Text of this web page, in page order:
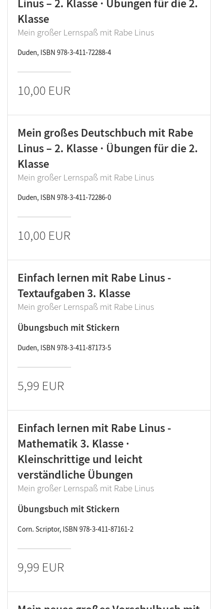
Linus – 2. Klasse · Übungen für die 2.
Klasse
Mein großer Lernspaß mit Rabe Linus
Duden, ISBN 978-3-411-72288-4
10,00 EUR
Mein großes Deutschbuch mit Rabe
Linus – 2. Klasse · Übungen für die 2.
Klasse
Mein großer Lernspaß mit Rabe Linus
Duden, ISBN 978-3-411-72286-0
10,00 EUR
Einfach lernen mit Rabe Linus -
Textaufgaben 3. Klasse
Mein großer Lernspaß mit Rabe Linus
Übungsbuch mit Stickern
Duden, ISBN 978-3-411-87173-5
5,99 EUR
Einfach lernen mit Rabe Linus -
Mathematik 3. Klasse ·
Kleinschrittige und leicht
verständliche Übungen
Mein großer Lernspaß mit Rabe Linus
Übungsbuch mit Stickern
Corn. Scriptor, ISBN 978-3-411-87161-2
9,99 EUR